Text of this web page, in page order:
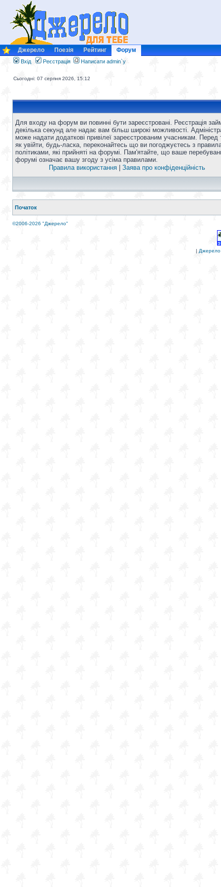
Джерело Поезія Рейтинг Форум
Вхід Реєстрація Написати admin`у
Сьогодні: 07 серпня 2026, 15:12
Для входу на форум ви повинні бути зареєстровані. Реєстрація
декілька секунд але надає вам більш широкі можливості.
може надати додаткові привілеї зареєстрованим учасникам. Перед
як увійти, будь-ласка, переконайтесь що ви погоджуєтесь з
політиками, які прийняті на форумі. Пам'ятайте, що ваше
форумі означає вашу згоду з усіма правилами.
Правила використання
Заява про конфіденційність
Початок
©2006-2026 "Джерело"
| Джерело